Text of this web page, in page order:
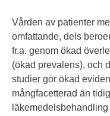
Vården av patienter
omfattande, dels
fr.a. genom ökad
(ökad prevalens), och
studier gör ökad
mångfacetterad än